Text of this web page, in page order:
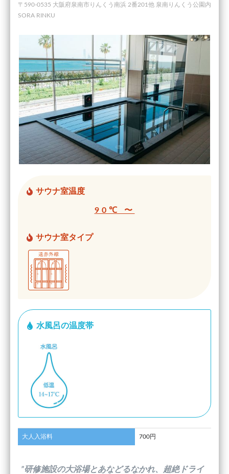
〒590-0535 大阪府泉南市りんくう南浜 2番201他 泉南りんくう公園内
SORA RINKU
サウナ室温度
90℃ 〜
サウナ室タイプ
水風呂の温度帯
大人入浴料 700円
”研修施設の大浴場とあなどるなかれ、超絶ドライ